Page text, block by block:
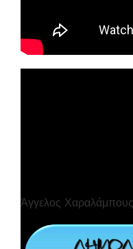
Άγγελος Χαραλάμπους